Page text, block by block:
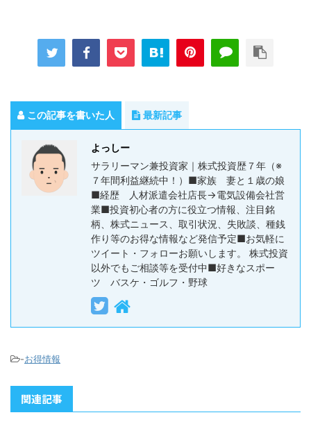
この記事を書いた人 最新記事
よっしー
サラリーマン兼投資家｜株式投資歴７年（※
７年間利益継続中！）■家族 妻と１歳の娘
■経歴 人材派遣会社店長→電気設備会社営
業■投資初心者の方に役立つ情報、注目銘
柄、株式ニュース、取引状況、失敗談、種銭
作り等のお得な情報など発信予定■お気軽に
ツイート・フォローお願いします。 株式投資
以外でもご相談等を受付中■好きなスポー
ツ バスケ・ゴルフ・野球
-お得情報
関連記事